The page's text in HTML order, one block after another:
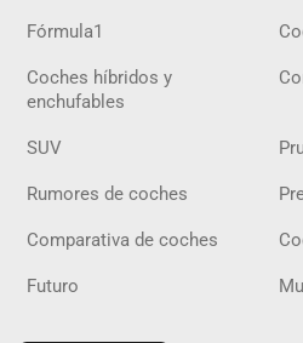
Fórmula1
Coches híbridos y
enchufables
SUV
Rumores de coches
Comparativa de coches
Futuro